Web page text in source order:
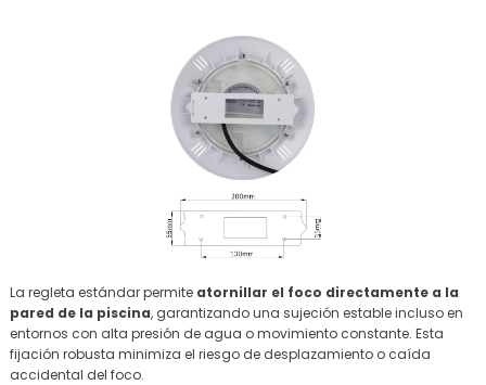
La regleta estándar permite atornillar el foco directamente a la
pared de la piscina, garantizando una sujeción estable incluso en
entornos con alta presión de agua o movimiento constante. Esta
fijación robusta minimiza el riesgo de desplazamiento o caída
accidental del foco.